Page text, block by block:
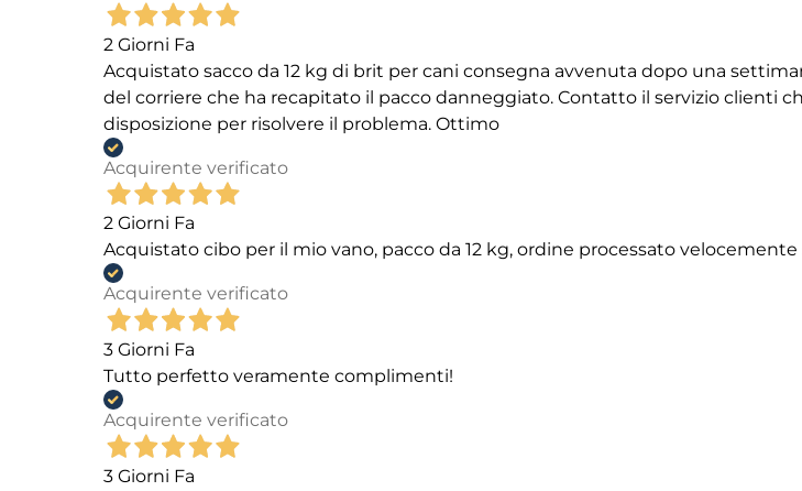
2 Giorni Fa
Acquistato sacco da 12 kg di brit per cani consegna avvenuta dopo una
del corriere che ha recapitato il pacco danneggiato. Contatto il servizio clienti
disposizione per risolvere il problema. Ottimo
Acquirente verificato
2 Giorni Fa
Acquistato cibo per il mio vano, pacco da 12 kg, ordine processato
Acquirente verificato
3 Giorni Fa
Tutto perfetto veramente complimenti!
Acquirente verificato
3 Giorni Fa